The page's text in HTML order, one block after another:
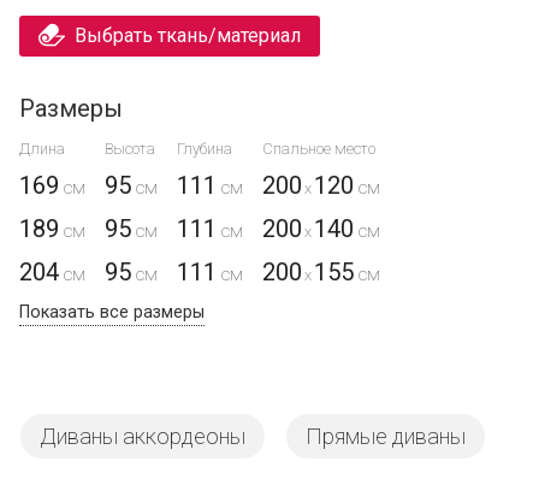
Выбрать ткань/материал
Размеры
Длина Высота Глубина Спальное место
169 95 111 200 x 120
189
95 111 200 x 140
204
95 111 200 x 155
Показать все размеры
Диваны аккордеоны Прямые диваны